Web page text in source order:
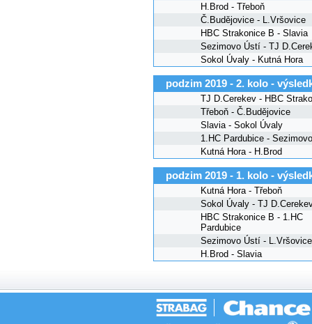
H.Brod - Třeboň
Č.Budějovice - L.Vršovice
HBC Strakonice B - Slavia
Sezimovo Ústí - TJ
Sokol Úvaly - Kutná Hora
podzim 2019 - 2. kolo -
TJ D.Cerekev - HBC
Třeboň - Č.Budějovice
Slavia - Sokol Úvaly
1.HC Pardubice -
Kutná Hora - H.Brod
podzim 2019 - 1. kolo -
Kutná Hora - Třeboň
Sokol Úvaly - TJ
HBC Strakonice B - 1.HC
Pardubice
Sezimovo Ústí - L.Vršovice
H.Brod - Slavia